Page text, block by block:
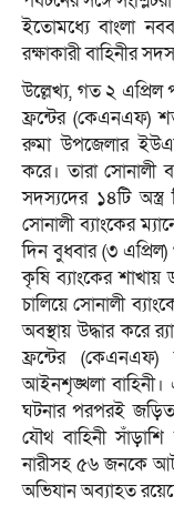
ইতোমধ্যে বাংলা
রক্ষাকারী বাহিনীর
উল্লেখ্য, গত ২ এপ্রিল
ফ্রন্টের (কেএনএফ)
রুমা উপজেলার
করে। তারা সোনালী
সদস্যদের ১৪টি
সোনালী ব্যাংকের
দিন বুধবার (৩
কৃষি ব্যাংকের
চালিয়ে সোনালী
অবস্থায় উদ্ধার করে
ফ্রন্টের (কেএনএফ)
আইনশৃঙ্খলা
ঘটনার পরপরই
যৌথ বাহিনী
নারীসহ ৫৬ জনকে
অভিযান অব্যাহত